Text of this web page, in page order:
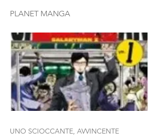
PLANET MANGA
UNO SCIOCCANTE, AVVINCENTE